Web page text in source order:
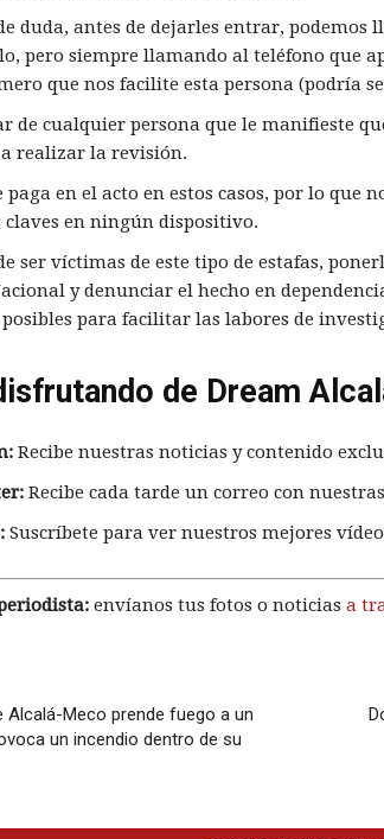
duda, antes de dejarles entrar,
pero siempre llamando al teléfono que
que nos facilite esta persona (podría
de cualquier persona que le manifieste
a realizar la revisión.
paga en el acto en estos casos, por lo
claves en ningún dispositivo.
ser víctimas de este tipo de estafas,
y denunciar el hecho en
posibles para facilitar las labores de
de Dream
Recibe nuestras noticias y contenido
Recibe cada tarde un correo con
Suscríbete para ver nuestros mejores
envíanos tus fotos o noticias a
Alcalá-Meco prende fuego a un
un incendio dentro de su